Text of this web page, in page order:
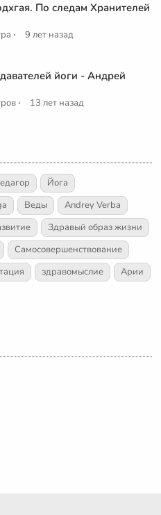
По следам Хранителей
· 9 лет назад
йоги - Андрей
· 13 лет назад
Йога
Веды
Andrey Verba
Здравый образ жизни
Самосовершенствование
здравомыслие
Арии